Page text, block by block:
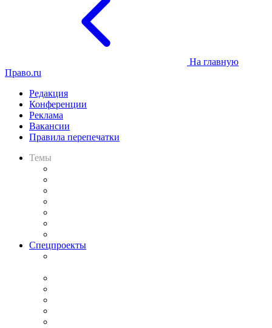
На главную
Право.ru
Редакция
Конференции
Реклама
Вакансии
Правила перепечатки
Темы
Спецпроекты